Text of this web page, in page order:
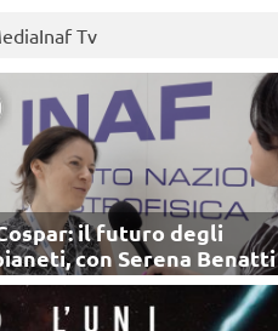
Tv
il futuro degli
con Serena Benatti